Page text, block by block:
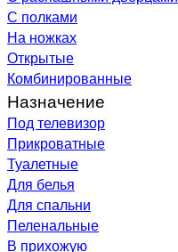
С полками
На ножках
Открытые
Комбинированные
Назначение
Под телевизор
Прикроватные
Туалетные
Для белья
Для спальни
Пеленальные
В прихожую